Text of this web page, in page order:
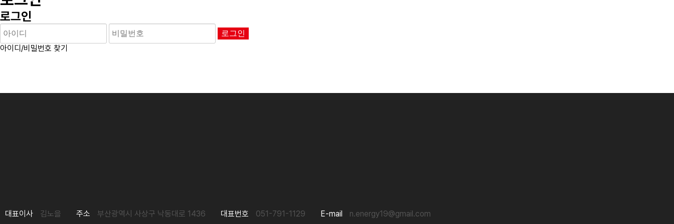
로그인
로그인
아이디/비밀번호 찾기
대표이사 김노을 주소 부산광역시 사상구 낙동대로 1436 대표번호 051-791-1129 E-mail n.energy19@gmail.com